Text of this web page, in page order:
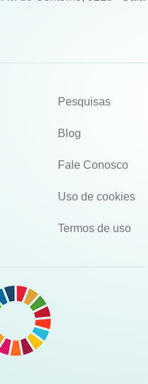
Pesquisas
Blog
Fale Conosco
Uso de cookies
Termos de uso